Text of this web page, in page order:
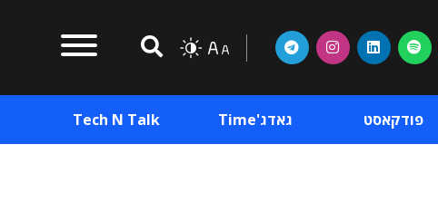
פודקאסט גאדג'Time Tech N Talk